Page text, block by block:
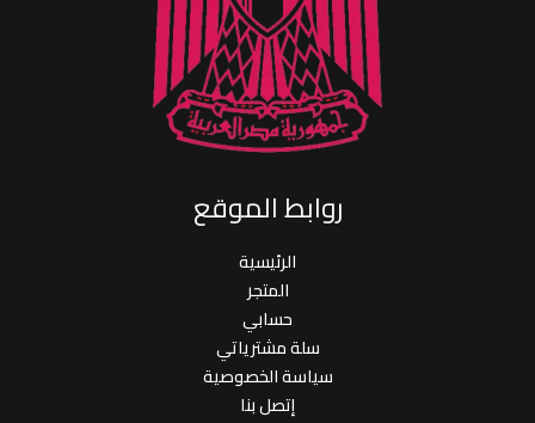
روابط الموقع
الرئيسية
المتجر
حسابي
سلة مشترياتي
سياسة الخصوصية
إتصل بنا